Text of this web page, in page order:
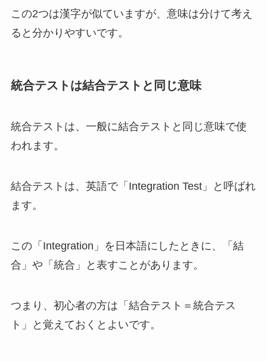
この2つは漢字が似ていますが、意味は分けて考え
ると分かりやすいです。
統合テストは結合テストと同じ意味
統合テストは、一般に結合テストと同じ意味で使
われます。
結合テストは、英語で「Integration Test」と呼ばれ
ます。
この「Integration」を日本語にしたときに、「結
合」や「統合」と表すことがあります。
つまり、初心者の方は「結合テスト＝統合テス
ト」と覚えておくとよいです。